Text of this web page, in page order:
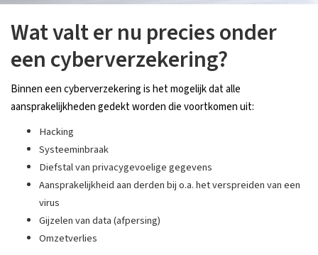
Wat valt er nu precies onder
een cyberverzekering?
Binnen een cyberverzekering is het mogelijk dat alle
aansprakelijkheden gedekt worden die voortkomen uit:
Hacking
Systeeminbraak
Diefstal van privacygevoelige gegevens
Aansprakelijkheid aan derden bij o.a. het verspreiden van een
virus
Gijzelen van data (afpersing)
Omzetverlies